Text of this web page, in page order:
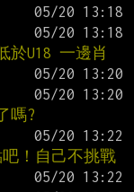
於U18 一邊肖
嗎?
！自己不挑戰